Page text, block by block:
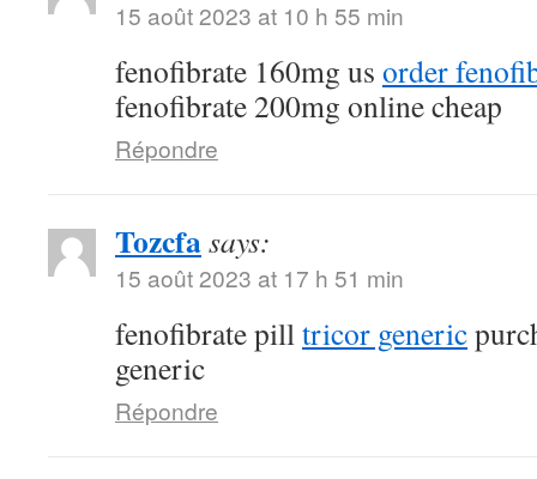
15 août 2023 at 10 h 55 min
fenofibrate 160mg us order
fenofibrate 200mg online cheap
Répondre
Tozcfasays:
15 août 2023 at 17 h 51 min
fenofibrate pilltricor generic
generic
Répondre